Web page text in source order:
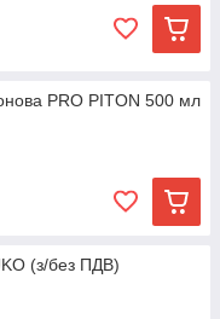
PRO PITON 500 мл
(з/без ПДВ)